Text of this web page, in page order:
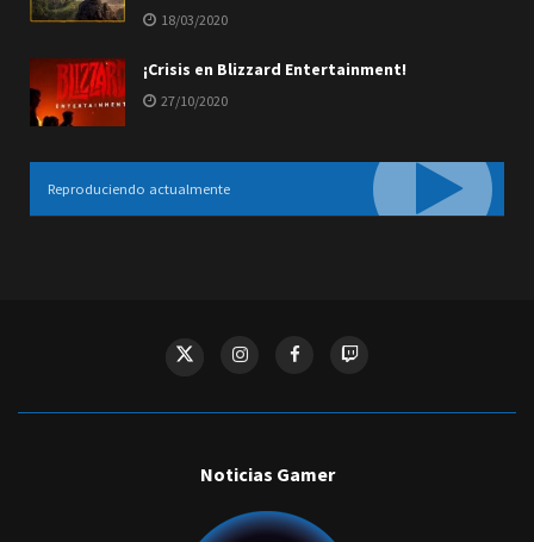
18/03/2020
¡Crisis en Blizzard Entertainment!
27/10/2020
Reproduciendo actualmente
Noticias Gamer